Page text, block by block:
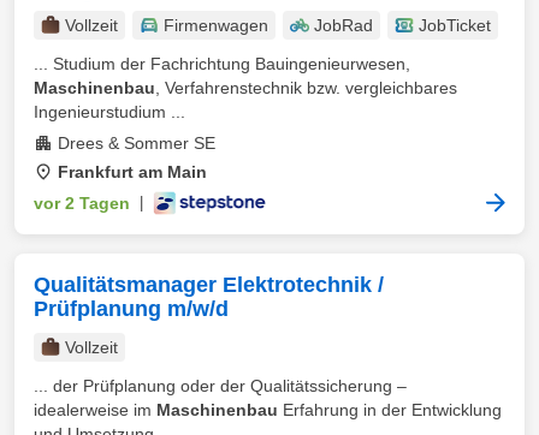
Vollzeit Firmenwagen JobRad
JobTicket
... Studium der Fachrichtung Bauingenieurwesen,
Maschinenbau , Verfahrenstechnik bzw. vergleichbares
Ingenieurstudium ...
Drees & Sommer SE
Frankfurt am Main
vor 2 Tagen
Qualitätsmanager Elektrotechnik /
Prüfplanung m/w/d
Vollzeit
... der Prüfplanung oder der Qualitätssicherung –
idealerweise im Maschinenbau Erfahrung in der Entwicklung